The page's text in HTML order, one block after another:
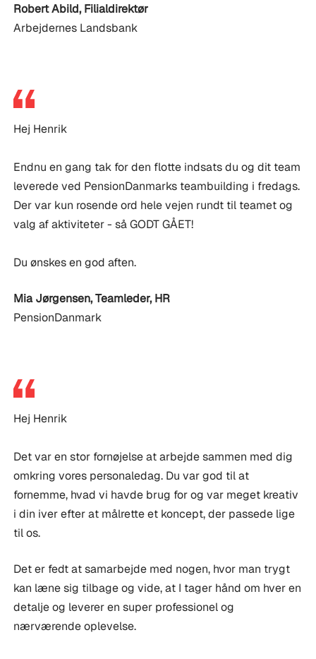
Robert Abild,Filialdirektør
Arbejdernes Landsbank
Hej Henrik
Endnu en gang tak for den flotte indsats du og dit team
leverede ved PensionDanmarks teambuilding i fredags.
Der var kun rosende ord hele vejen rundt til teamet og
valg af aktiviteter - så GODT GÅET!
Du ønskes en god aften.
Mia Jørgensen,Teamleder, HR
PensionDanmark
Hej Henrik
Det var en stor fornøjelse at arbejde sammen med dig
omkring vores personaledag. Du var god til at
fornemme, hvad vi havde brug for og var meget kreativ
i din iver efter at målrette et koncept, der passede lige
til os.
Det er fedt at samarbejde med nogen, hvor man trygt
kan læne sig tilbage og vide, at I tager hånd om hver en
detalje og leverer en super professionel og
nærværende oplevelse.